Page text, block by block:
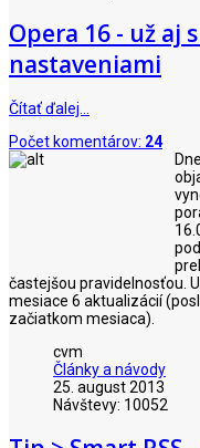
Opera 16 - už aj
nastaveniami
Čítať ďalej…
Počet komentárov: 24
častejšou pravidelnosťou.
mesiace 6 aktualizácií
začiatkom mesiaca).
cvm
Články a návody
25. august 2013
Návštevy: 10052